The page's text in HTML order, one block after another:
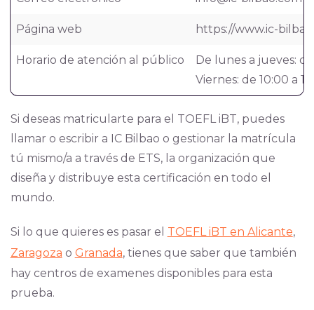
Página web https://www.ic-
Horario de atención al público
De lunes a jueves:
Viernes: de 10:00 a
Si deseas matricularte para el TOEFL iBT, puedes
llamar o escribir a IC Bilbao o gestionar la matrícula
tú mismo/a a través de ETS, la organización que
diseña y distribuye esta certificación en todo el
mundo.
Si lo que quieres es pasar el TOEFL iBT en Alicante,
Zaragoza o Granada, tienes que saber que también
hay centros de examenes disponibles para esta
prueba.